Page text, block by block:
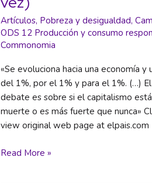
Artículos, Pobreza y desigualdad,
ODS 12 Producción y consumo
Commonomia
«Se evoluciona hacia una economía y
del 1%, por el 1% y para el 1%. (…)
debate es sobre si el capitalismo
muerte o es más fuerte que nunca»
view original web page at elpais.com
Refundar
Read More »